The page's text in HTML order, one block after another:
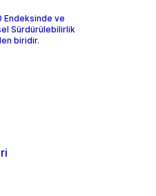
Endeksinde ve
Sürdürülebilirlik
biridir.